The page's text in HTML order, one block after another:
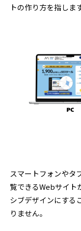
トの作り方を指します
スマートフォンやタ
覧できるWebサイト
シブデザインにする
りません。